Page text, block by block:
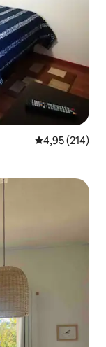
Calificación
4,95 (214)